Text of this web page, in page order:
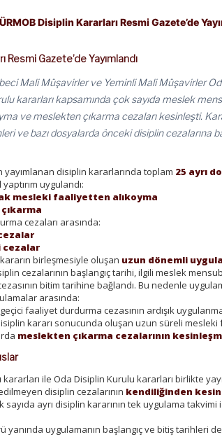
Disiplin Kararları Resmi Gazete’de
Resmi Gazete’de Yayımlandı
Mali Müşavirler ve Yeminli Mali Müşavirler
kararları kapsamında çok sayıda meslek
ve meslekten çıkarma cezaları kesinleşti.
ve bazı dosyalarda önceki disiplin cezalarına
yayımlanan disiplin kararlarında toplam 25 ayrı
uygulandı:
mesleki faaliyetten alıkoyma
cezaları arasında:
cezalar
birleşmesiyle oluşan uzun dönemli
cezalarının başlangıç tarihi, ilgili meslek
bitim tarihine bağlandı. Bu nedenle
arasında:
faaliyet durdurma cezasının ardışık
kararı sonucunda oluşan uzun süreli mesleki
meslekten çıkarma cezalarının
ile Oda Disiplin Kurulu kararları birlikte
disiplin cezalarının kendiliğinden
sayıda ayrı disiplin kararının tek uygulama
yanında uygulamanın başlangıç ve bitiş tarihleri